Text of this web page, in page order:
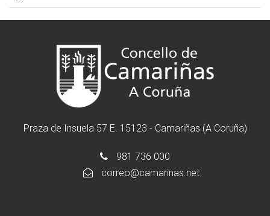
Praza de Insuela 57 E. 15123 - Camariñas (A Coruña)
981 736 000
correo@camarinas.net